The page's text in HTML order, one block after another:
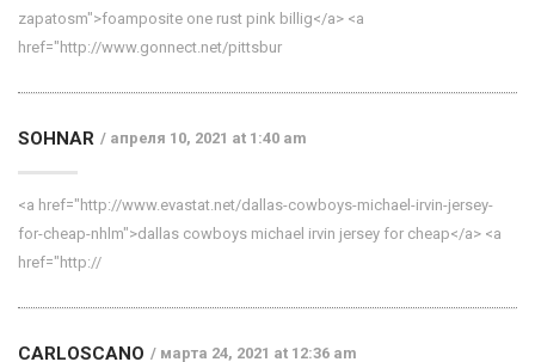
zapatosm">foamposite one rust pink billig</a> <a
href="http://www.gonnect.net/pittsbur
SOHNAR апреля 10, 2021 at 1:40 am
<a href="http://www.evastat.net/dallas-cowboys-michael-irvin-jersey-
for-cheap-nhlm">dallas cowboys michael irvin jersey for cheap</a> <a
href="http://
CARLOSCANO марта 24, 2021 at 12:36 am